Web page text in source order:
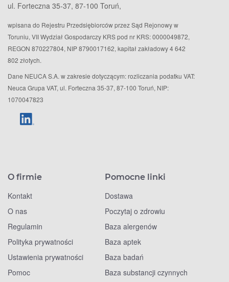
ul. Forteczna 35-37, 87-100 Toruń,
wpisana do Rejestru Przedsiębiorców przez Sąd Rejonowy w
Toruniu, VII Wydział Gospodarczy KRS pod nr KRS: 0000049872,
REGON 870227804, NIP 8790017162, kapitał zakładowy 4 642
802 złotych.
Dane NEUCA S.A. w zakresie dotyczącym: rozliczania podatku VAT:
Neuca Grupa VAT, ul. Forteczna 35-37, 87-100 Toruń, NIP:
1070047823
O firmie
Kontakt
O nas
Regulamin
Polityka prywatności
Ustawienia prywatności
Pomoc
Pomocne linki
Dostawa
Poczytaj o zdrowiu
Baza alergenów
Baza aptek
Baza badań
Baza substancji czynnych